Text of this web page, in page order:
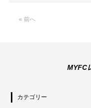
« 前へ
MYFC
カテゴリー